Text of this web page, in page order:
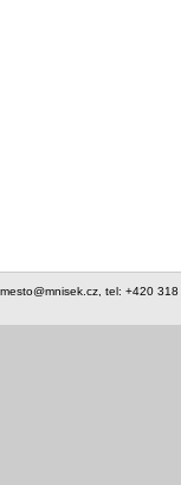
tel: +420